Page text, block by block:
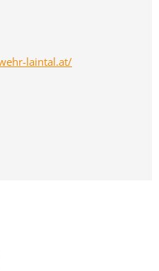
laintal.at/